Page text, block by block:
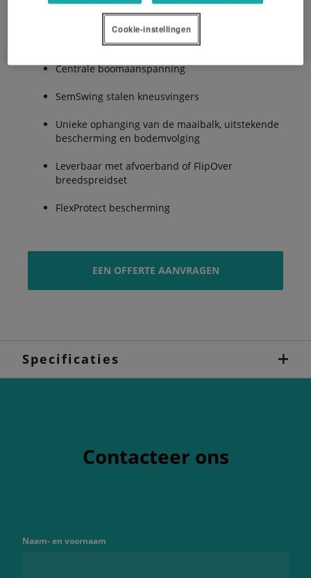
2.8, 3.2 en 3.6m werkbreedte
Centrale boomaanspanning
SemSwing stalen kneusvingers
Unieke ophanging van de maaibalk, uitstekende
bescherming en bodemvolging
Leverbaar met afvoerband of FlipOver
breedspreidset
FlexProtect bescherming
EEN OFFERTE AANVRAGEN
Specificaties
Contacteer ons
Naam- en voornaam
Cookie-instellingen